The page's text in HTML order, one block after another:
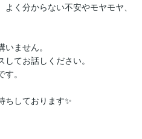
く分からない不安やモヤモヤ、
ません。
てお話しください。
。
ちしております✨